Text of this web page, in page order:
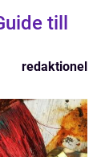
till
redaktionel